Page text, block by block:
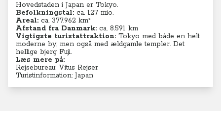
Hovedstaden i Japan er Tokyo.
Befolkningstal: ca. 127 mio.
Areal: ca. 377.962 km²
Afstand fra Danmark: ca. 8.591 km
Vigtigste turistattraktion: Tokyo med både en helt
moderne by, men også med ældgamle templer. Det
hellige bjerg Fuji.
Læs mere på:
Rejsebureau: Vitus Rejser
Turistinformation: Japan